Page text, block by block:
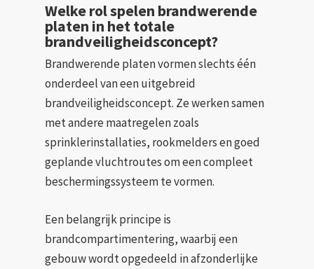
Welke rol spelen brandwerende
platen in het totale
brandveiligheidsconcept?
Brandwerende platen vormen slechts één
onderdeel van een uitgebreid
brandveiligheidsconcept. Ze werken samen
met andere maatregelen zoals
sprinklerinstallaties, rookmelders en goed
geplande vluchtroutes om een compleet
beschermingssysteem te vormen.
Een belangrijk principe is
brandcompartimentering, waarbij een
gebouw wordt opgedeeld in afzonderlijke